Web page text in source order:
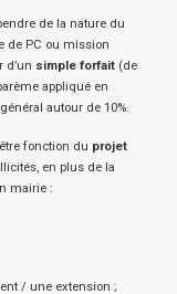
de la nature du
de PC ou mission
d’un simple forfait (de
appliqué en
autour de 10%.
fonction du projet
en plus de la
mairie :
/ une extension ;